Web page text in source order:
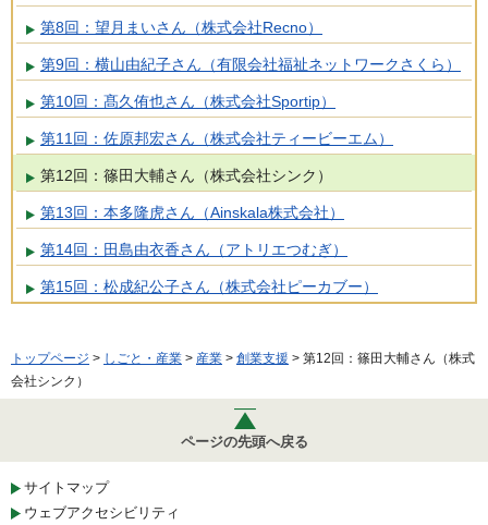
第8回：望月まいさん（株式会社Recno）
第9回：横山由紀子さん（有限会社福祉ネットワークさくら）
第10回：髙久侑也さん（株式会社Sportip）
第11回：佐原邦宏さん（株式会社ティービーエム）
第12回：篠田大輔さん（株式会社シンク）
第13回：本多隆虎さん（Ainskala株式会社）
第14回：田島由衣香さん（アトリエつむぎ）
第15回：松成紀公子さん（株式会社ピーカブー）
トップページ > しごと・産業 > 産業 > 創業支援 > 第12回：篠田大輔さん（株式
会社シンク）
ページの先頭へ戻る
サイトマップ
ウェブアクセシビリティ